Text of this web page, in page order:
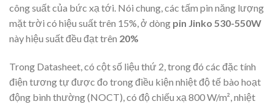
công suất của bức xạ tới. Nói chung, các tấm pin năng lượng
mặt trời có hiệu suất trên 15%, ở dòng pin Jinko 530-550W
này hiệu suất đều đạt trên 20%
Trong Datasheet, có cột số liệu thứ 2, trong đó các đặc tính
điện tương tự được đo trong điều kiện nhiệt độ tế bào hoạt
động bình thường (NOCT), có độ chiếu xạ 800 W/m², nhiệt